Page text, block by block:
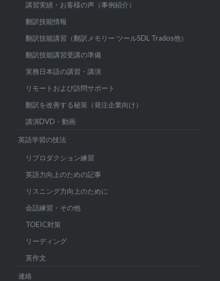
講習実績・お客様の声（事例紹介）
翻訳技能情報
翻訳技能講習（翻訳メモリー ツールSDL Trados他）
翻訳技能講習受講の準備
実務日本語の講習・講演
リモートおよび訪問サポート
翻訳を改善する秘策（発注企業向け）
講演DVD・動画
英語学習の技法
リプロダクション練習
英語力向上のための記事
リスニング力向上のために
会話練習・その他
TOEIC対策
リーディング
英作文
連絡